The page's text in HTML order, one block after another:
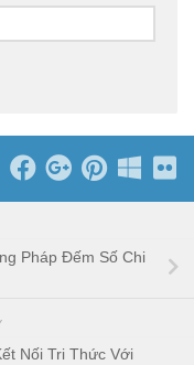
Pháp Đếm Số Chi
Nối Tri Thức Với